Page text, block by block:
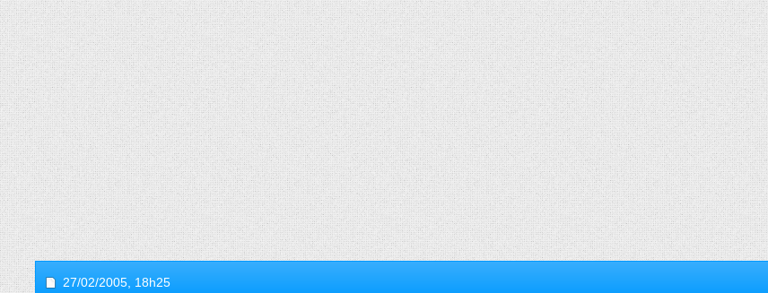
27/02/2005, 18h25